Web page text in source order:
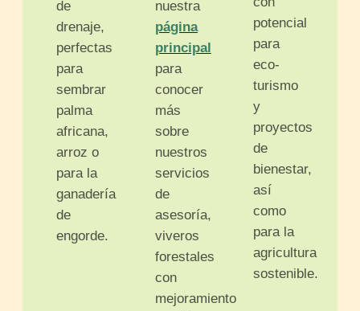
de
drenaje,
perfectas
para
sembrar
palma
africana,
arroz o
para la
ganadería
de
engorde.
nuestra
página
principal
para
conocer
más
sobre
nuestros
servicios
de
asesoría,
viveros
forestales
con
mejoramiento
potencial
para
eco-
turismo
y
proyectos
de
bienestar,
así
como
para la
agricultura
sostenible.